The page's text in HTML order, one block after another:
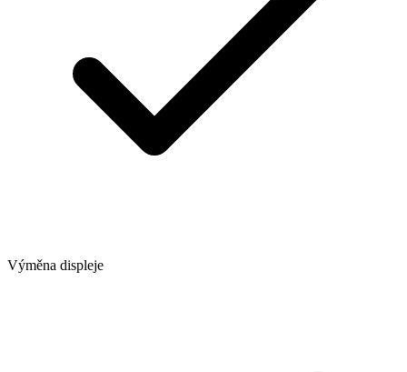
Výměna displeje